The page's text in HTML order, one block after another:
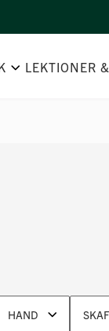
LEKTIONER
HAND